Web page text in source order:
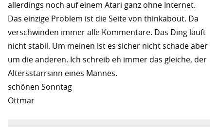
allerdings noch auf einem Atari ganz ohne Internet.
Das einzige Problem ist die Seite von thinkabout. Da
verschwinden immer alle Kommentare. Das Ding läuft
nicht stabil. Um meinen ist es sicher nicht schade aber
um die anderen. Ich schreib eh immer das gleiche, der
Altersstarrsinn eines Mannes.
schönen Sonntag
Ottmar